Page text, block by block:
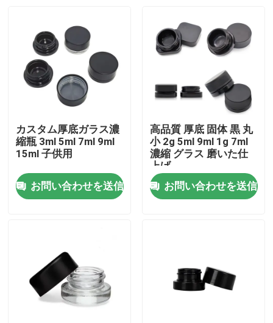
ビデオ
カスタム厚底ガラス濃
縮瓶 3ml 5ml 7ml 9ml
15ml 子供用
お問い合わせを送信
高品質 厚底 固体 黒 丸
小 2g 5ml 9ml 1g 7ml
濃縮 グラス 磨いた仕
上げ
お問い合わせを送信